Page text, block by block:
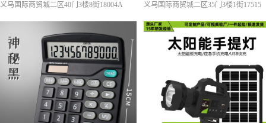
义乌国际商贸城二区40门3楼8街18004A
义乌国际商贸城二区35门3楼1街17515